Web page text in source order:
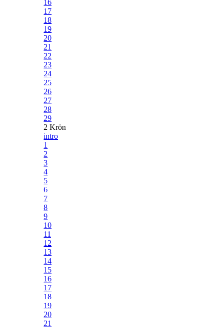
16
17
18
19
20
21
22
23
24
25
26
27
28
29
2 Krön
intro
1
2
3
4
5
6
7
8
9
10
11
12
13
14
15
16
17
18
19
20
21